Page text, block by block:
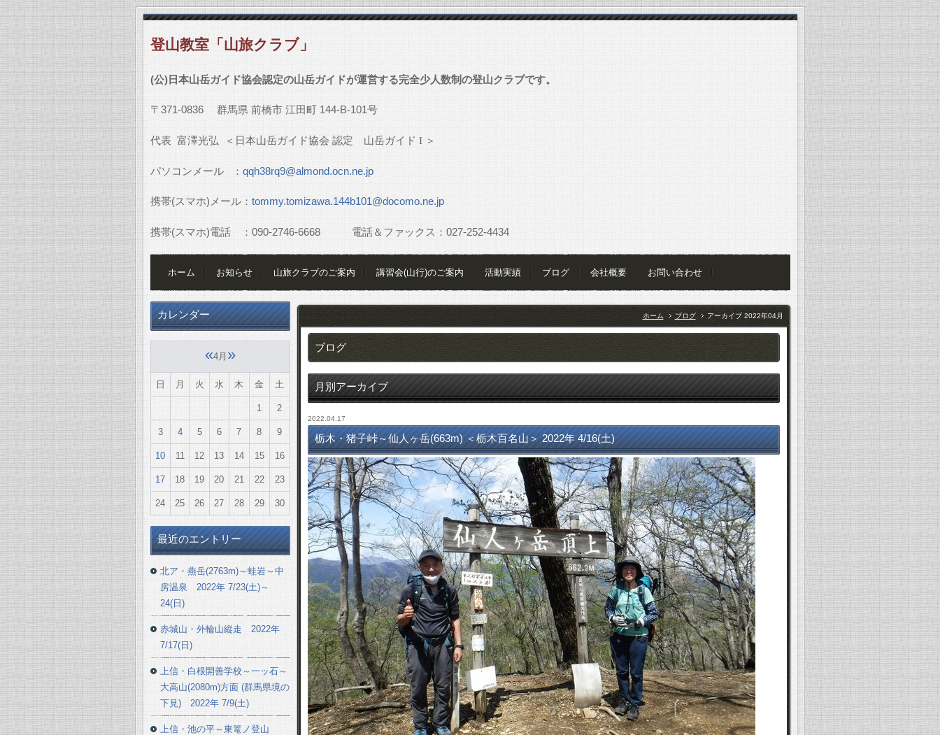
登山教室「山旅クラブ」
(公)日本山岳ガイド協会認定の山岳ガイドが運営する完全少人数制の登山クラブです。
〒 371-0836 群馬県 前橋市 江田町 144-B-101号
代表 富澤光弘 ＜日本山岳ガイド協会 認定 山岳ガイド I ＞
パソコンメール ： qqh38rq9@almond.ocn.ne.jp
携帯(スマホ)メール： tommy.tomizawa.144b101@docomo.ne.jp
携帯(スマホ)電話 ： 090-2746-6668電話＆ファックス： 027-252-4434
ホーム お知らせ 山旅クラブのご案内 講習会(山行)のご案内 活動実績 ブログ 会社概要 お問い合わせ
ホーム ブログ アーカイブ 2022年04月
ブログ
月別アーカイブ
2022.04.17
栃木・猪子峠～仙人ヶ岳(663m) ＜栃木百名山＞ 2022年 4/16(土)
カレンダー
«4月 »
日 月 火 水 木 金 土
1 2
3 4 5 6 7 8 9
10 11 12 13 14 15 16
17 18 19 20 21 22 23
24 25 26 27 28 29 30
最近のエントリー
北ア・燕岳(2763m)～蛙岩～中
房温泉 2022年 7/23(土)～
24(日)
赤城山・外輪山縦走 2022年
7/17(日)
上信・白根開善学校～一ッ石～
大高山(2080m)方面 (群馬県境の
下見) 2022年 7/9(土)
上信・池の平～東篭ノ登山